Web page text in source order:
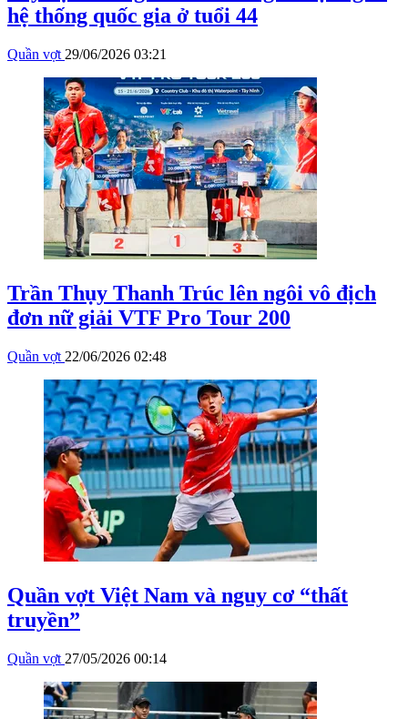
hệ thống quốc gia ở tuổi 44
Quần vợt 29/06/2026 03:21
Trần Thụy Thanh Trúc lên ngôi vô địch
đơn nữ giải VTF Pro Tour 200
Quần vợt 22/06/2026 02:48
Quần vợt Việt Nam và nguy cơ “thất
truyền”
Quần vợt 27/05/2026 00:14